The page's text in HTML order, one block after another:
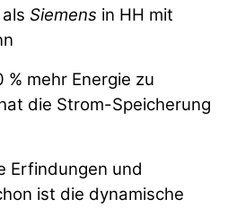
Siemens in HH mit
mehr Energie zu
die Strom-Speicherung
Erfindungen und
ist die dynamische